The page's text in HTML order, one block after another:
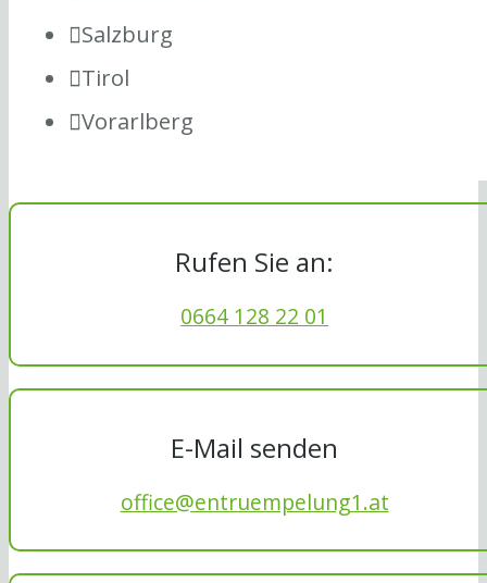
Salzburg
Tirol
Vorarlberg
Rufen Sie an:
0664 128 22 01
E-Mail senden
office@entruempelung1.at